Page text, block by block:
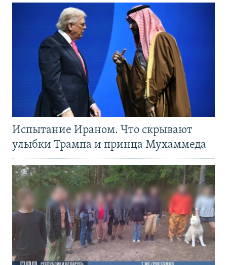
Испытание Ираном. Что скрывают
улыбки Трампа и принца Мухаммеда